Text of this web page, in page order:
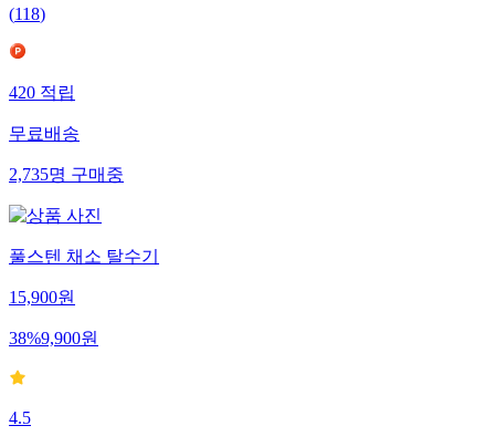
(118)
420 적립
무료배송
2,735명 구매중
풀스텐 채소 탈수기
15,900원
38%9,900원
4.5